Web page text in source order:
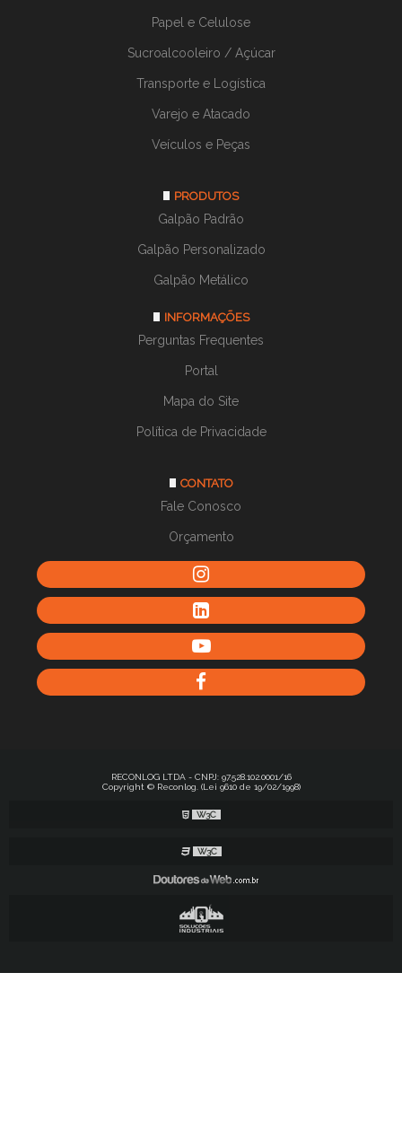
Papel e Celulose
Sucroalcooleiro / Açúcar
Transporte e Logística
Varejo e Atacado
Veículos e Peças
PRODUTOS
Galpão Padrão
Galpão Personalizado
Galpão Metálico
INFORMAÇÕES
Perguntas Frequentes
Portal
Mapa do Site
Política de Privacidade
CONTATO
Fale Conosco
Orçamento
RECONLOG LTDA - CNPJ: 97.528.102.0001/16
Copyright © Reconlog. (Lei 9610 de 19/02/1998)
W3C
W3C